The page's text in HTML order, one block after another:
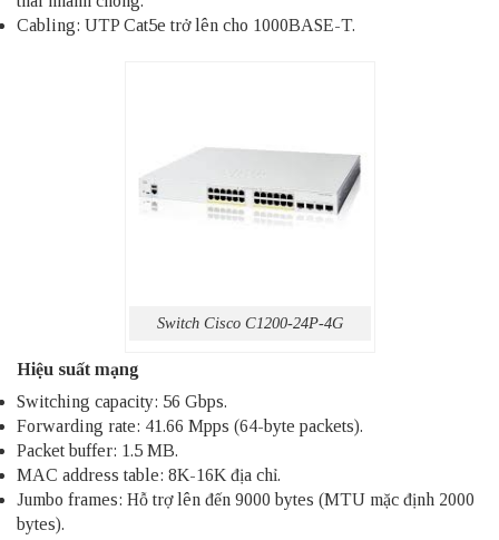
Cabling: UTP Cat5e trở lên cho 1000BASE-T.​
Switch Cisco C1200-24P-4G
Hiệu suất mạng
Switching capacity: 56 Gbps.
Forwarding rate: 41.66 Mpps (64-byte packets).
Packet buffer: 1.5 MB.
MAC address table: 8K-16K địa chỉ.
Jumbo frames: Hỗ trợ lên đến 9000 bytes (MTU mặc định 2000
bytes).​